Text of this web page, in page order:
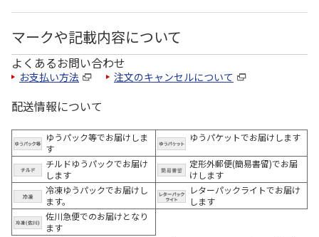
マークや記載内容について
よくあるお問い合わせ
お支払い方法 注文のキャンセルについて
配送情報について
ゆうパック等でお届けしま
す
ゆうパケットでお届けします
チルドゆうパックでお届け
します
定形外郵便(簡易書留)でお届
けします
冷凍ゆうパックでお届けし
ます。
レターパックライトでお届け
します
佐川急便でのお届けとなり
ます